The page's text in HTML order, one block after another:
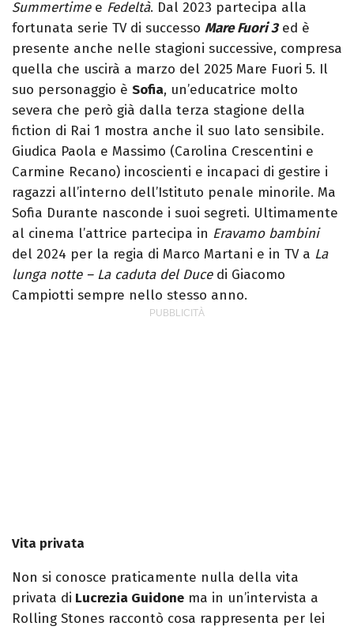
Summertimee Fedeltà. Dal 2023 partecipa alla
fortunata serie TV di successo Mare Fuori 3ed è
presente anche nelle stagioni successive, compresa
quella che uscirà a marzo del 2025 Mare Fuori 5. Il
suo personaggio è Sofia, un’educatrice molto
severa che però già dalla terza stagione della
fiction di Rai 1 mostra anche il suo lato sensibile.
Giudica Paola e Massimo (Carolina Crescentini e
Carmine Recano) incoscienti e incapaci di gestire i
ragazzi all’interno dell’Istituto penale minorile. Ma
Sofia Durante nasconde i suoi segreti. Ultimamente
al cinema l’attrice partecipa in Eravamo bambini
del 2024 per la regia di Marco Martani e in TV a La
lunga notte – La caduta del Ducedi Giacomo
Campiotti sempre nello stesso anno.
Vita privata
Non si conosce praticamente nulla della vita
privata di Lucrezia Guidone ma in un’intervista a
Rolling Stones raccontò cosa rappresenta per lei